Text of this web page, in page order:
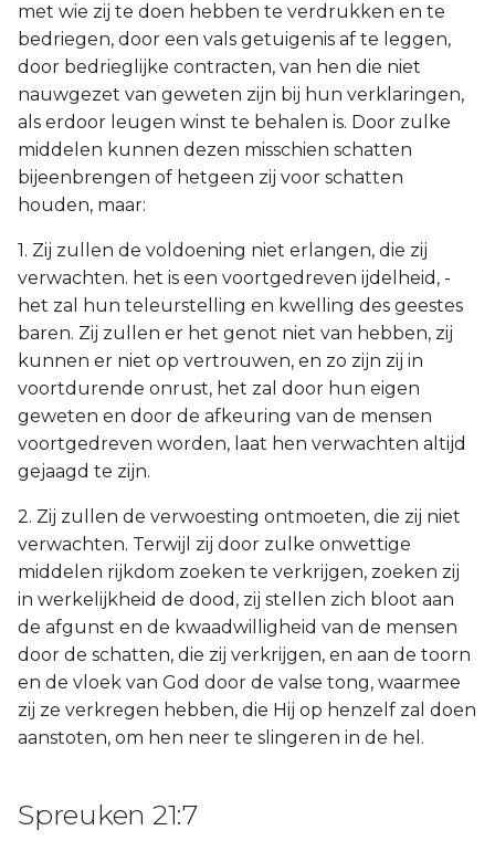
met wie zij te doen hebben te verdrukken en te
bedriegen, door een vals getuigenis af te leggen,
door bedrieglijke contracten, van hen die niet
nauwgezet van geweten zijn bij hun verklaringen,
als erdoor leugen winst te behalen is. Door zulke
middelen kunnen dezen misschien schatten
bijeenbrengen of hetgeen zij voor schatten
houden, maar:
1. Zij zullen de voldoening niet erlangen, die zij
verwachten. het is een voortgedreven ijdelheid, -
het zal hun teleurstelling en kwelling des geestes
baren. Zij zullen er het genot niet van hebben, zij
kunnen er niet op vertrouwen, en zo zijn zij in
voortdurende onrust, het zal door hun eigen
geweten en door de afkeuring van de mensen
voortgedreven worden, laat hen verwachten altijd
gejaagd te zijn.
2. Zij zullen de verwoesting ontmoeten, die zij niet
verwachten. Terwijl zij door zulke onwettige
middelen rijkdom zoeken te verkrijgen, zoeken zij
in werkelijkheid de dood, zij stellen zich bloot aan
de afgunst en de kwaadwilligheid van de mensen
door de schatten, die zij verkrijgen, en aan de toorn
en de vloek van God door de valse tong, waarmee
zij ze verkregen hebben, die Hij op henzelf zal doen
aanstoten, om hen neer te slingeren in de hel.
Spreuken 21:7